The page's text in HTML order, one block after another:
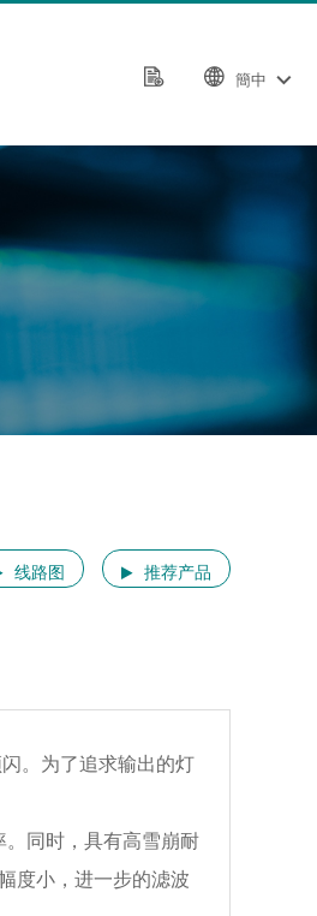
簡中
线路图 推荐产品
。为了追求输出的灯
。同时，具有高雪崩耐
度小，进一步的滤波